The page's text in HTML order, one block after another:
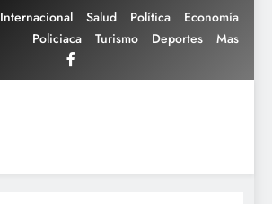
Internacional Salud Política
Economía
Policiaca
Turismo Deportes Mas